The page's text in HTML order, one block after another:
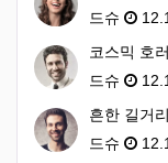
드슈
코스믹 호
드슈
흔한 길거
드슈